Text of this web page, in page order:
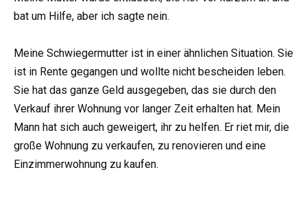
bat um Hilfe, aber ich sagte nein.
Meine Schwiegermutter ist in einer ähnlichen Situation. Sie
ist in Rente gegangen und wollte nicht bescheiden leben.
Sie hat das ganze Geld ausgegeben, das sie durch den
Verkauf ihrer Wohnung vor langer Zeit erhalten hat. Mein
Mann hat sich auch geweigert, ihr zu helfen. Er riet mir, die
große Wohnung zu verkaufen, zu renovieren und eine
Einzimmerwohnung zu kaufen.